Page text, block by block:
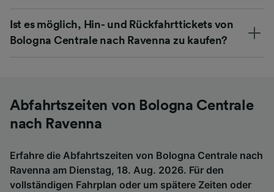
Ist es möglich, Hin- und Rückfahrttickets von
Bologna Centrale nach Ravenna zu kaufen?
Abfahrtszeiten von Bologna Centrale
nach Ravenna
Erfahre die Abfahrtszeiten von Bologna Centrale nach
Ravenna am Dienstag, 18. Aug. 2026. Für den
vollständigen Fahrplan oder um spätere Zeiten oder